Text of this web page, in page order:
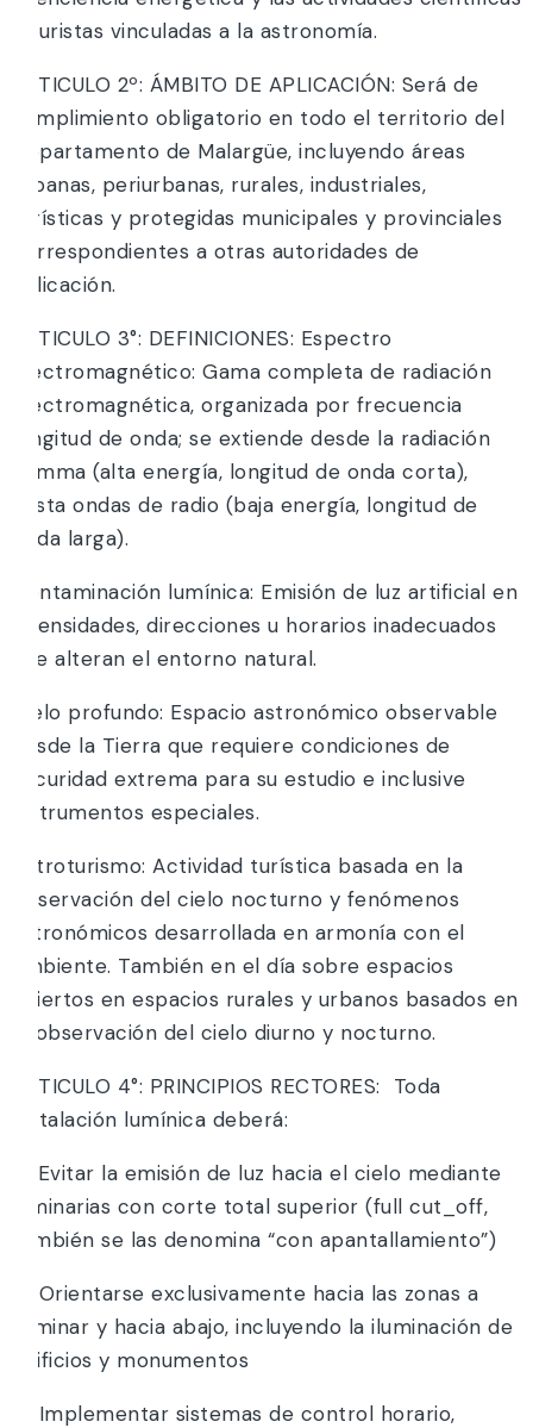
y turistas vinculadas a la astronomía.
ARTICULO 2º: ÁMBITO DE APLICACIÓN: Será de
cumplimiento obligatorio en todo el territorio del
Departamento de Malargüe, incluyendo áreas
urbanas, periurbanas, rurales, industriales,
turísticas y protegidas municipales y provinciales
correspondientes a otras autoridades de
aplicación.
ARTICULO 3°: DEFINICIONES: Espectro
electromagnético: Gama completa de radiación
electromagnética, organizada por frecuencia
longitud de onda; se extiende desde la radiación
gamma (alta energía, longitud de onda corta),
hasta ondas de radio (baja energía, longitud de
onda larga).
Contaminación lumínica: Emisión de luz artificial en
intensidades, direcciones u horarios inadecuados
que alteran el entorno natural.
Cielo profundo: Espacio astronómico observable
desde la Tierra que requiere condiciones de
oscuridad extrema para su estudio e inclusive
instrumentos especiales.
Astroturismo: Actividad turística basada en la
observación del cielo nocturno y fenómenos
astronómicos desarrollada en armonía con el
ambiente. También en el día sobre espacios
abiertos en espacios rurales y urbanos basados en
la observación del cielo diurno y nocturno.
ARTICULO 4°: PRINCIPIOS RECTORES: Toda
instalación lumínica deberá:
a) Evitar la emisión de luz hacia el cielo mediante
luminarias con corte total superior (full cut_off,
también se las denomina “con apantallamiento”)
b) Orientarse exclusivamente hacia las zonas a
iluminar y hacia abajo, incluyendo la iluminación de
edificios y monumentos
c) Implementar sistemas de control horario,